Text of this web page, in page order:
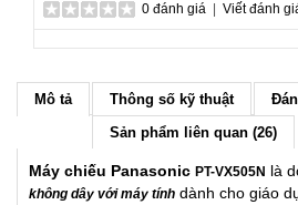
0 đánh giá Viết đánh
Mô tả Thông số kỹ thuật
Sản phẩm liên quan (26)
Máy chiếu Panasonic PT-VX505N là
không dây với máy tính dành cho giáo